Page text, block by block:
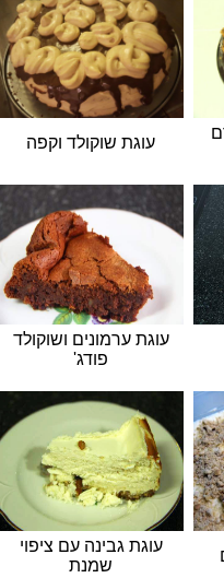
שוקולד וקפה
ערמונים ושוקולד
גבינה עם ציפוי